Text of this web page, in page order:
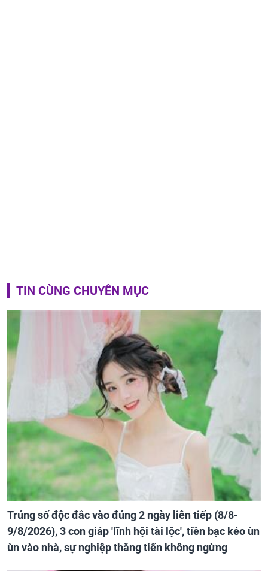
TIN CÙNG CHUYÊN MỤC
Trúng số độc đắc vào đúng 2 ngày liên tiếp (8/8-
9/8/2026), 3 con giáp 'lĩnh hội tài lộc', tiền bạc kéo ùn
ùn vào nhà, sự nghiệp thăng tiến không ngừng